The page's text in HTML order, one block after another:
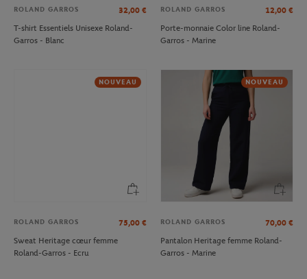
ROLAND GARROS 32,00 €
T-shirt Essentiels Unisexe Roland-
Garros - Blanc
ROLAND GARROS 12,00 €
Porte-monnaie Color line Roland-
Garros - Marine
NOUVEAU
ROLAND GARROS 75,00 €
Sweat Heritage cœur femme
Roland-Garros - Ecru
NOUVEAU
ROLAND GARROS 70,00 €
Pantalon Heritage femme Roland-
Garros - Marine